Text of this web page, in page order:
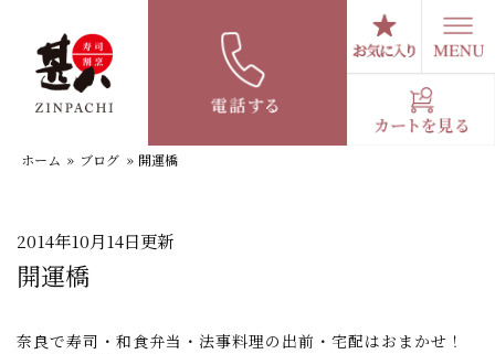
スタッフブログ
ホーム » ブログ » 開運橋
2014年10月14日更新
開運橋
奈良で寿司・和食弁当・法事料理の出前・宅配はおまかせ！